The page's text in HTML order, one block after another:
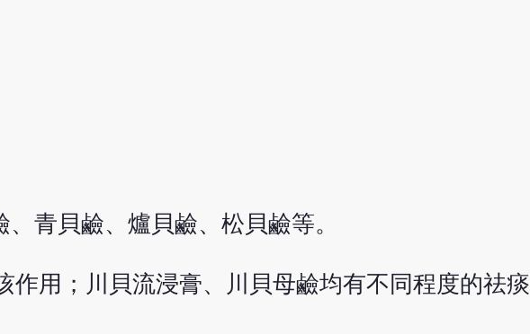
青貝鹼、爐貝鹼、松貝鹼等。
作用；川貝流浸膏、川貝母鹼均有不同程度的祛痰